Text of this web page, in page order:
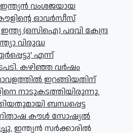
വംശജയായ
ഓവര്‍സീസ്
(ഒസിഐ) പദവി കേന്ദ്ര
വിരുദ്ധ
എന്ന്
കഴിഞ്ഞ വര്‍ഷം
ഇറങ്ങിയതിന്
നാടുകടത്തിയിരുന്നു.
ബന്ധപ്പെട്ട
നിതാഷ കൗള്‍ സോഷ്യല്‍
ഇന്ത്യന്‍ സര്‍ക്കാരില്‍